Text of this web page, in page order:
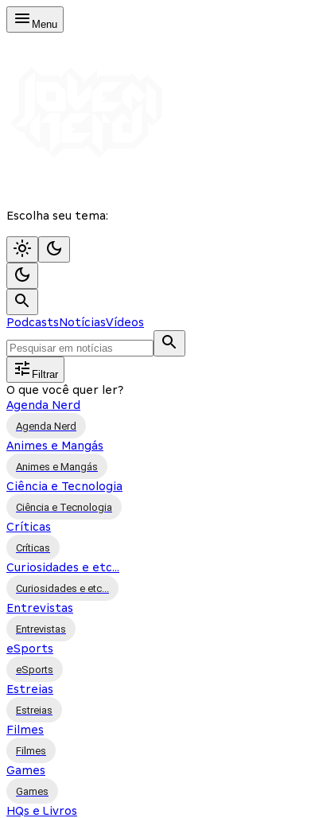
Menu
Escolha seu tema:
PodcastsNotíciasVídeos
Filtrar
O que você quer ler?
Agenda Nerd
Agenda Nerd
Animes e Mangás
Animes e Mangás
Ciência e Tecnologia
Ciência e Tecnologia
Críticas
Críticas
Curiosidades e etc...
Curiosidades e etc...
Entrevistas
Entrevistas
eSports
eSports
Estreias
Estreias
Filmes
Filmes
Games
Games
HQs e Livros